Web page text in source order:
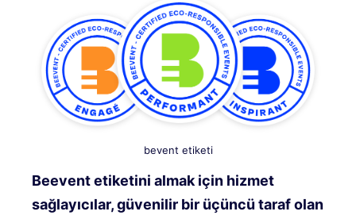
bevent etiketi
Beevent etiketini almak için hizmet
sağlayıcılar, güvenilir bir üçüncü taraf olan